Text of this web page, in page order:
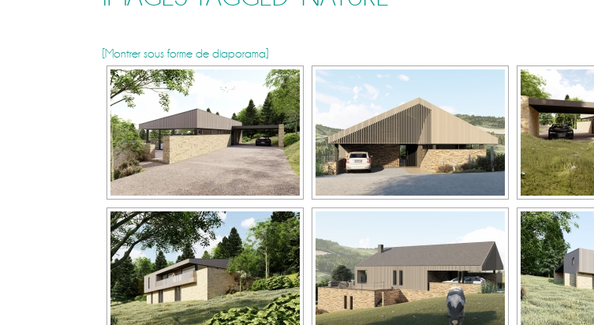
[Montrer sous forme de diaporama]